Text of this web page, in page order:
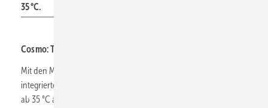
35 °C.
Cosmo: Tieftemperatur-Heizkörper mit integrierten Lüftern
Mit den Modellen E1, E2 und E3 bietet Cosmo drei Heizkörper mit
integrierten Lüftern ab 25 dB(A) für niedrige Vorlauftemperaturen
ab 35 °C an. Der Cosmo E1 bietet 6 Anschlussvarianten und ist